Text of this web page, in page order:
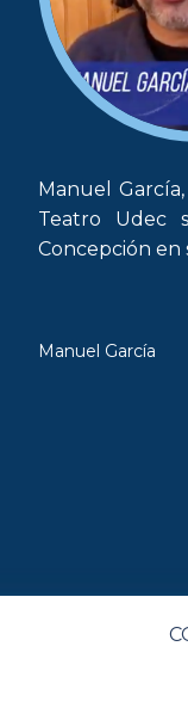
Manuel
Teatro Udec
Concepción en
Manuel García